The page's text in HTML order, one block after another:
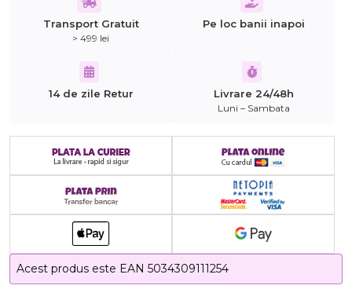
Transport Gratuit
> 499 lei
Pe loc banii inapoi
14 de zile Retur Livrare 24/48h
Luni – Sambata
Acest produs este EAN 5034309111254